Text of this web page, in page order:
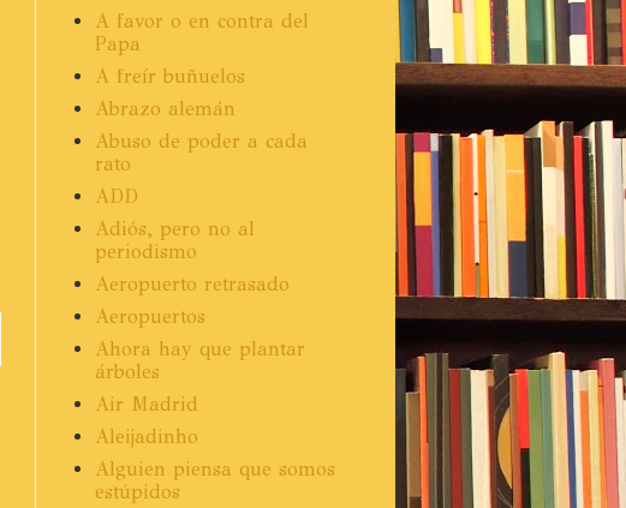
A favor o en contra del
Papa
A freír buñuelos
Abrazo alemán
Abuso de poder a cada
rato
ADD
Adiós, pero no al
periodismo
Aeropuerto retrasado
Aeropuertos
Ahora hay que plantar
árboles
Air Madrid
Aleijadinho
Alguien piensa que somos
estúpidos